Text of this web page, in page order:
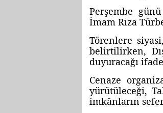
Perşembe
İmam Rıza
Törenlere
belirtilirken,
duyuracağı
Cenaze
yürütüleceği,
imkânların